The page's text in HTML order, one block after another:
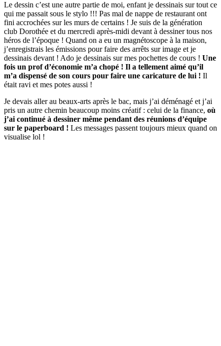
Le dessin c’est une autre partie de moi, enfant je dessinais sur tout ce
qui me passait sous le stylo !!! Pas mal de nappe de restaurant ont
fini accrochées sur les murs de certains ! Je suis de la génération
club Dorothée et du mercredi après-midi devant à dessiner tous nos
héros de l’époque ! Quand on a eu un magnétoscope à la maison,
j’enregistrais les émissions pour faire des arrêts sur image et je
dessinais devant ! Ado je dessinais sur mes pochettes de cours ! Une
fois un prof d’économie m’a chopé ! Il a tellement aimé qu’il
m’a dispensé de son cours pour faire une caricature de lui ! Il
était ravi et mes potes aussi !
Je devais aller au beaux-arts après le bac, mais j’ai déménagé et j’ai
pris un autre chemin beaucoup moins créatif : celui de la finance, où
j’ai continué à dessiner même pendant des réunions d’équipe
sur le paperboard ! Les messages passent toujours mieux quand on
visualise lol !